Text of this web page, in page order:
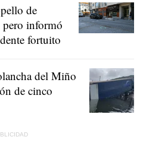
de
pero informó
fortuito
del Miño
de cinco